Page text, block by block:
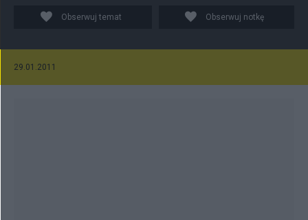
Obserwuj temat Obserwuj notkę
29.01.2011